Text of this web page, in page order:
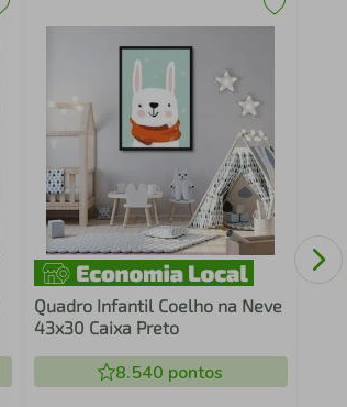
Quadro Infantil Coelho na Neve
43x30 Caixa Preto
8.540 pontos